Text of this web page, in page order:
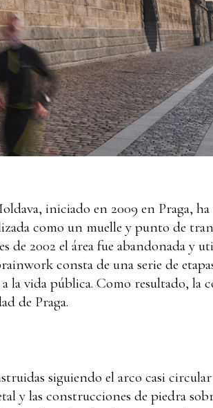
iniciado en 2009 en Praga, ha
como un muelle y punto de
de 2002 el área fue abandonada y
consta de una serie de
vida pública. Como resultado, la
de Praga.
siguiendo el arco casi
y las construcciones de piedra